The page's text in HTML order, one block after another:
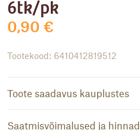
6tk/pk
0,90 €
Tootekood: 6410412819512
Toote saadavus kauplustes
Saatmisvõimalused ja hinnad